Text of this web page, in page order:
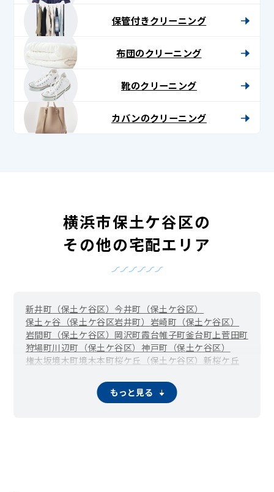
保管付きクリーニング
布団のクリーニング
靴のクリーニング
カバンのクリーニング
横浜市保土ケ谷区の
その他の宅配エリア
新井町（保土ケ谷区） 今井町（保土ケ谷区）
保土ヶ谷（保土ケ谷区岩井町） 岩崎町（保土ケ谷区）
岩間町（保土ケ谷区） 岡沢町霞台帷子町釜台町上菅田町
狩場町川辺町（保土ケ谷区） 神戸町（保土ケ谷区）
権太坂境木町境木本町桜ケ丘（保土ケ谷区） 新桜ケ丘
東川島町 藤塚町和田町（仏向町）
峰岡町峰沢町宮田町 明神台
もっと見る